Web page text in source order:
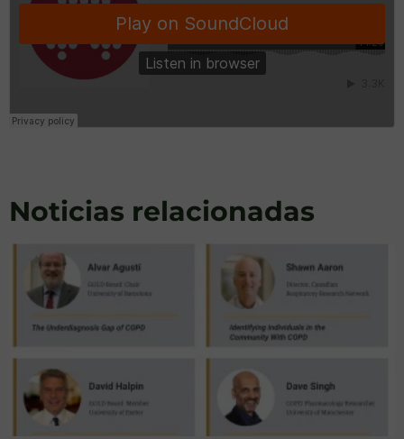
Noticias relacionadas